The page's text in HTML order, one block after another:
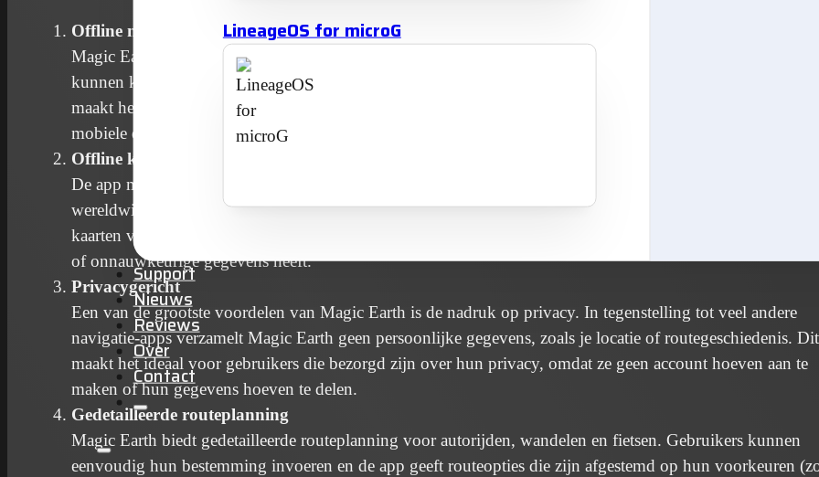
LineageOS for microG
Support
Nieuws
Reviews
Over
Contact
Offline navigatie
Magic Earth biedt een van de meest uitgebreide offline navigatiefuncties die beschikbaar zijn. Gebruikers
kunnen kaarten van verschillende regio’s en landen downloaden om zonder internetverbinding te
maakt het een uitstekende keuze voor reizigers in gebieden met beperkte connectiviteit of voor iedereen die
mobiele data wil sparen.
Offline kaarten van OpenStreetMap
De app maakt gebruik van de gedetailleerde kaarten van
wereldwijd nauwkeurige kaarten biedt die continu worden geüpdatet door vrijwilligers. Dit betekent dat de
kaarten vaak actueel zijn en dat ze niet afhankelijk zijn van een commerciële provider die mogelijk
of onnauwkeurige gegevens heeft.
Privacygericht
Een van de grootste voordelen van Magic Earth is de nadruk op privacy. In tegenstelling tot veel andere
navigatie-apps verzamelt Magic Earth geen persoonlijke gegevens, zoals je locatie of routegeschiedenis. Dit
maakt het ideaal voor gebruikers die bezorgd zijn over hun privacy, omdat ze geen account hoeven aan te
maken of hun gegevens hoeven te delen.
Gedetailleerde routeplanning
Magic Earth biedt gedetailleerde routeplanning voor autorijden, wandelen en fietsen. Gebruikers kunnen
eenvoudig hun bestemming invoeren en de app geeft routeopties die zijn afgestemd op hun voorkeuren